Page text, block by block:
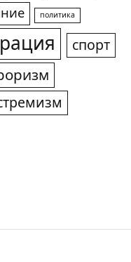
политика
спорт